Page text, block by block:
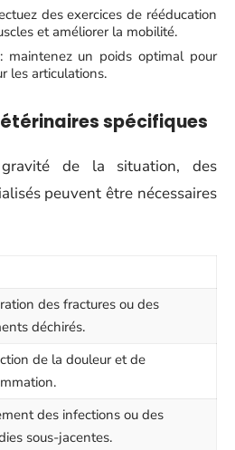
des exercices de rééducation
et améliorer la mobilité.
un poids optimal pour
les articulations.
spécifiques
de la situation, des
peuvent être nécessaires
des fractures ou des
déchirés.
de la douleur et de
des infections ou des
sous-jacentes.